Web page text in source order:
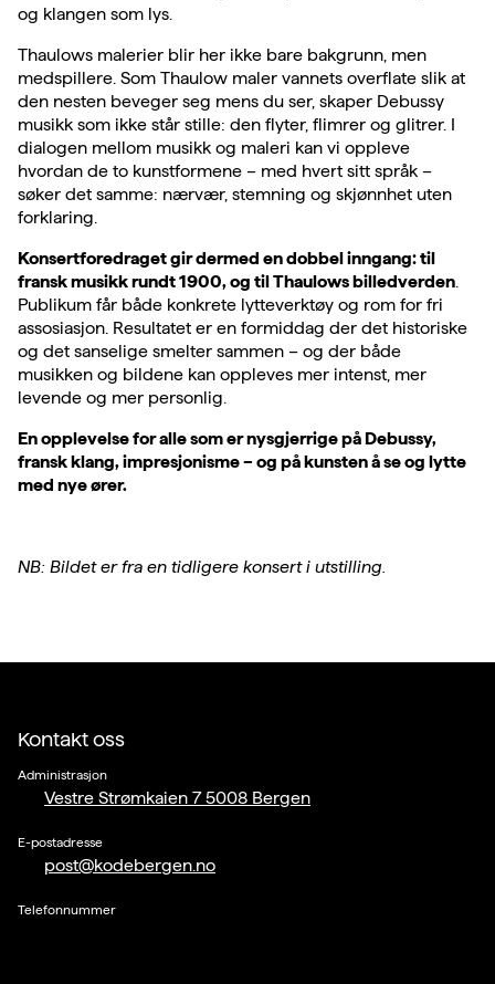
og klangen som lys.
Thaulows malerier blir her ikke bare bakgrunn, men
medspillere. Som Thaulow maler vannets overflate slik at
den nesten beveger seg mens du ser, skaper Debussy
musikk som ikke står stille: den flyter, flimrer og glitrer. I
dialogen mellom musikk og maleri kan vi oppleve
hvordan de to kunstformene – med hvert sitt språk –
søker det samme: nærvær, stemning og skjønnhet uten
forklaring.
Konsertforedraget gir dermed en dobbel inngang: til
fransk musikk rundt 1900, og til Thaulows billedverden.
Publikum får både konkrete lytteverktøy og rom for fri
assosiasjon. Resultatet er en formiddag der det historiske
og det sanselige smelter sammen – og der både
musikken og bildene kan oppleves mer intenst, mer
levende og mer personlig.
En opplevelse for alle som er nysgjerrige på Debussy,
fransk klang, impresjonisme – og på kunsten å se og lytte
med nye ører.
NB: Bildet er fra en tidligere konsert i utstilling.
Kontakt oss
Administrasjon
Vestre Strømkaien 7 5008 Bergen
E-postadresse
post@kodebergen.no
Telefonnummer